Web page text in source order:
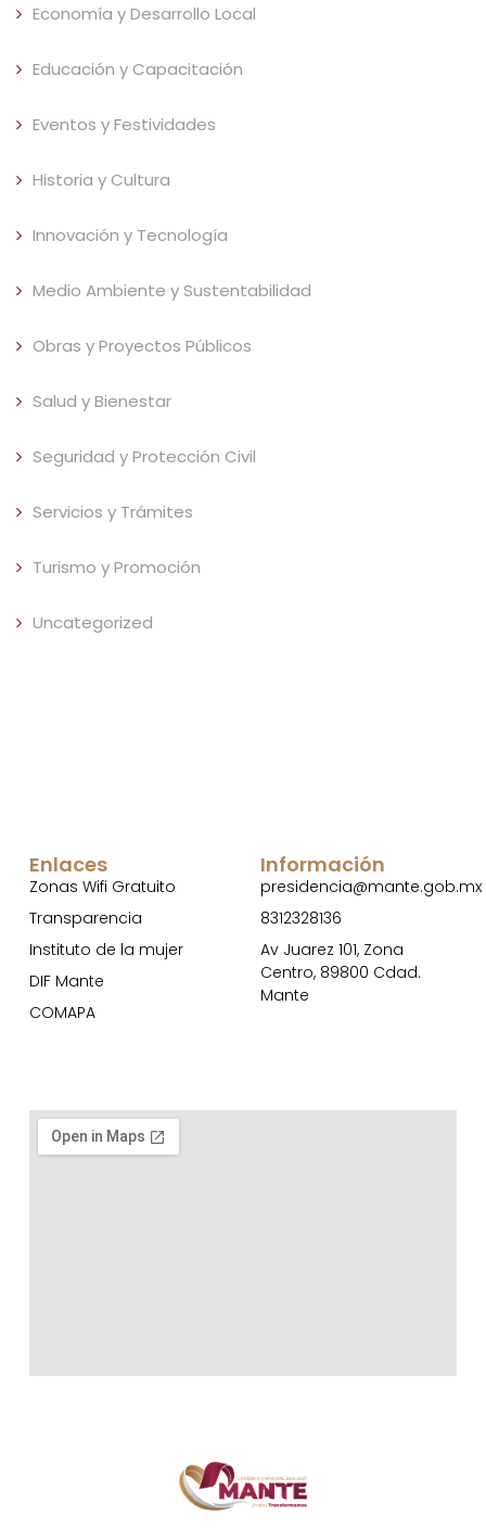
Economía y Desarrollo Local
Educación y Capacitación
Eventos y Festividades
Historia y Cultura
Innovación y Tecnología
Medio Ambiente y Sustentabilidad
Obras y Proyectos Públicos
Salud y Bienestar
Seguridad y Protección Civil
Servicios y Trámites
Turismo y Promoción
Uncategorized
Enlaces
Zonas Wifi Gratuito
Transparencia
Instituto de la mujer
DIF Mante
COMAPA
Información
presidencia@mante.gob.mx
8312328136
Av Juarez 101, Zona
Centro, 89800 Cdad.
Mante